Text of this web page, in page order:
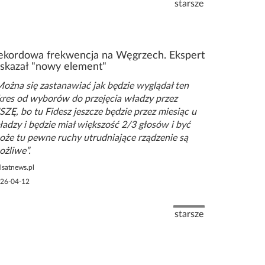
Następna strona
starsze
frekwencja na Węgrzech. Ekspert
"nowy element"
się zastanawiać jak będzie wyglądał ten
od wyborów do przejęcia władzy przez
bo tu Fidesz jeszcze będzie przez miesiąc u
i będzie miał większość 2/3 głosów i być
tu pewne ruchy utrudniające rządzenie są
04-12
Następna strona
starsze